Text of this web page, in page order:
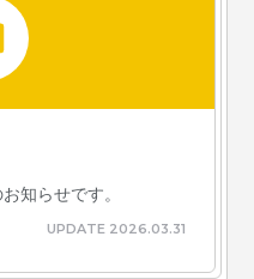
知らせです。
UPDATE 2026.03.31